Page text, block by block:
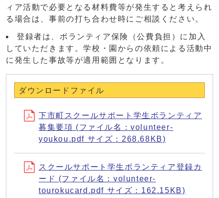
ィア活動で必要となる材料費等が発生すると考えられ
る場合は、事前の打ち合わせ時にご相談ください。
登録者は、ボランティア保険（公費負担）に加入
していただきます。学校・園からの依頼による活動中
に発生した事故等が適用範囲となります。
ダウンロードファイル
下市町スクールサポート学生ボランティア
募集要項 (ファイル名：volunteer-
youkou.pdf サイズ：268.68KB)
スクールサポート学生ボランティア登録カ
ード (ファイル名：volunteer-
tourokucard.pdf サイズ：162.15KB)